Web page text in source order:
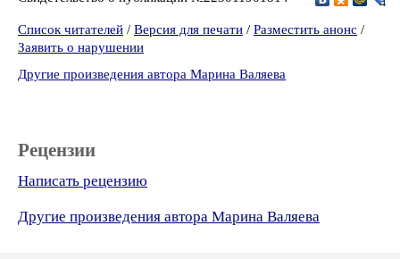
Список читателей / Версия для печати / Разместить анонс /
Заявить о нарушении
Другие произведения автора Марина Валяева
Рецензии
Написать рецензию
Другие произведения автора Марина Валяева